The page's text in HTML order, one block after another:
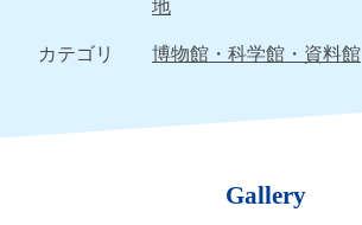
カテゴリ
博物館・科学館・資料館
Gallery